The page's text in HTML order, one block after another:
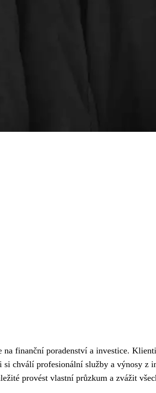
finanční poradenství a investice.
si chválí profesionální služby a výnosy
provést vlastní průzkum a zvážit